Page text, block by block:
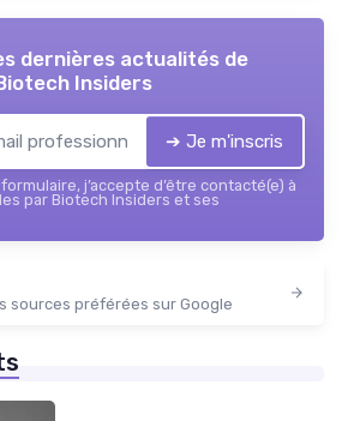
dernières actualités de
Insiders
➔ Je m'inscris
j’accepte d’être contacté(e) à
par Biotech Insiders et ses
sources préférées sur Google